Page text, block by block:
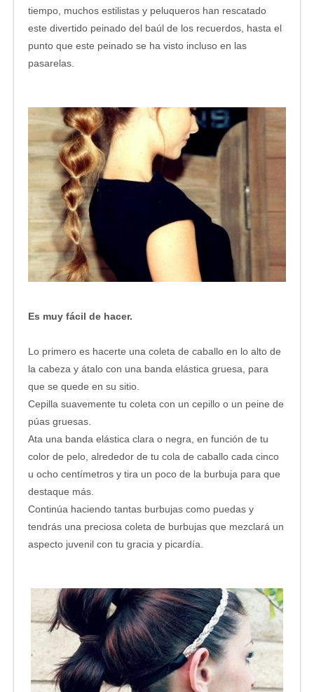
tiempo, muchos estilistas y peluqueros han rescatado
este divertido peinado del baúl de los recuerdos, hasta el
punto que este peinado se ha visto incluso en las
pasarelas.
Es muy fácil de hacer.
Lo primero es hacerte una coleta de caballo en lo alto de
la cabeza y átalo con una banda elástica gruesa, para
que se quede en su sitio.
Cepilla suavemente tu coleta con un cepillo o un peine de
púas gruesas.
Ata una banda elástica clara o negra, en función de tu
color de pelo, alrededor de tu cola de caballo cada cinco
u ocho centímetros y tira un poco de la burbuja para que
destaque más.
Continúa haciendo tantas burbujas como puedas y
tendrás una preciosa coleta de burbujas que mezclará un
aspecto juvenil con tu gracia y picardía.